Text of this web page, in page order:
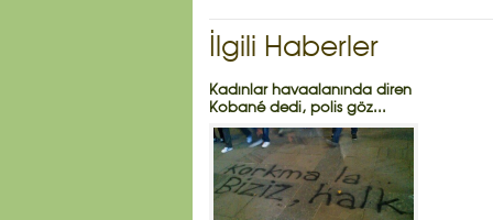
İlgili Haberler
Kadınlar havaalanında diren
Kobané dedi, polis göz...